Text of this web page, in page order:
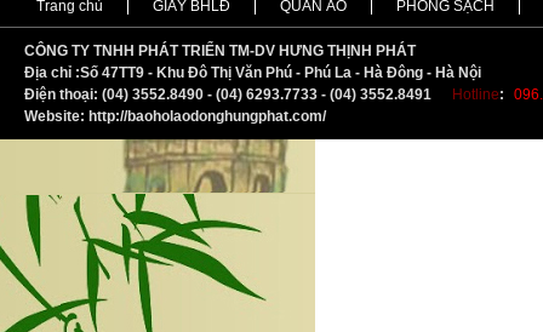
Trang chủ GIẦY BHLĐ QUẦN ÁO PHÒNG SẠCH
CÔNG TY TNHH PHÁT TRIỂN TM-DV HƯNG THỊNH PHÁT
Địa chỉ :Số 47TT9 - Khu Đô Thị Văn Phú - Phú La - Hà Đông - Hà Nội
Điện thoại: (04) 3552.8490 - (04) 6293.7733 - (04) 3552.8491
Hotline:
Website: http://baoholaodonghungphat.com/